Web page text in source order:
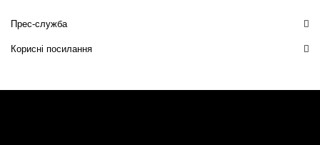
Прес-служба
Корисні посилання